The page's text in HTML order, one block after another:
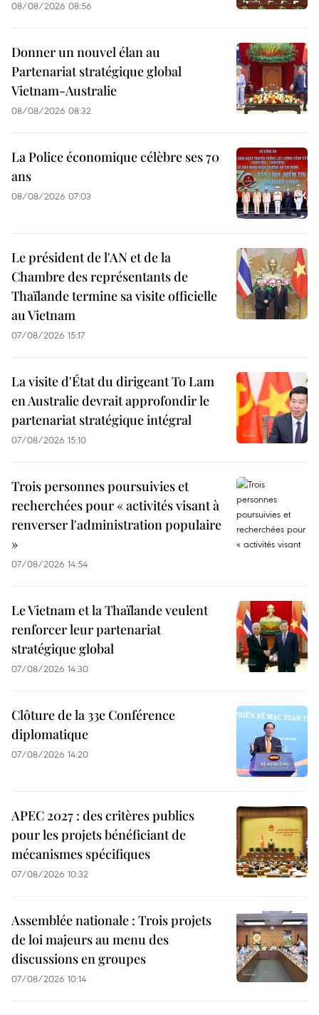
08/08/2026 08:56
Donner un nouvel élan au
Partenariat stratégique global
Vietnam-Australie
08/08/2026 08:32
La Police économique célèbre ses 70
ans
08/08/2026 07:03
Le président de l'AN et de la
Chambre des représentants de
Thaïlande termine sa visite officielle
au Vietnam
07/08/2026 15:17
La visite d'État du dirigeant To Lam
en Australie devrait approfondir le
partenariat stratégique intégral
07/08/2026 15:10
Trois personnes poursuivies et
recherchées pour « activités visant à
renverser l'administration populaire
»
07/08/2026 14:54
Le Vietnam et la Thaïlande veulent
renforcer leur partenariat
stratégique global
07/08/2026 14:30
Clôture de la 33e Conférence
diplomatique
07/08/2026 14:20
APEC 2027 : des critères publics
pour les projets bénéficiant de
mécanismes spécifiques
07/08/2026 10:32
Assemblée nationale : Trois projets
de loi majeurs au menu des
discussions en groupes
07/08/2026 10:14